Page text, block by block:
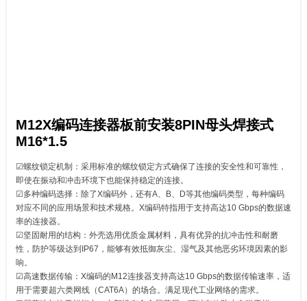
M12X编码连接器板前安装8PIN母头焊接式
M16*1.5
☑螺纹锁定机制：采用标准的螺纹锁定方式确保了连接的安全性和可靠性，
即使在振动和冲击环境下也能保持稳定的连接。
☑多种编码选择：除了X编码外，还有A、B、D等其他编码类型，每种编码
对应不同的应用场景和技术规格。X编码特指用于支持高达10 Gbps的数据速
率的连接器。
☑坚固耐用的结构：外壳选用优质金属材料，具有优异的抗冲击性和耐磨
性，防护等级达到IP67，能够有效抵御灰尘、湿气及其他恶劣环境因素的影
响。
☑高速数据传输：X编码的M12连接器支持高达10 Gbps的数据传输速率，适
用于需要超六类网线（CAT6A）的场合。满足现代工业网络的需求。